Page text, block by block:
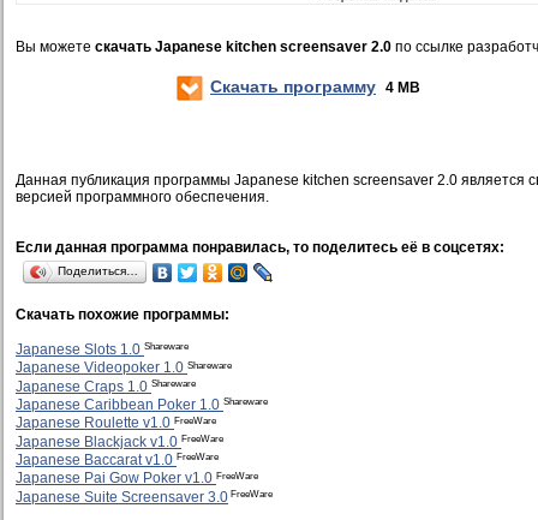
Вы можете скачать Japanese kitchen screensaver 2.0 по ссылке
Скачать программу 4 MB
Данная публикация программы Japanese kitchen screensaver 2.0 является
версией программного обеспечения.
Если данная программа понравилась, то поделитесь её в соцсетях:
Поделиться…
Скачать похожие программы:
Japanese Slots 1.0 Shareware
Japanese Videopoker 1.0 Shareware
Japanese Craps 1.0 Shareware
Japanese Caribbean Poker 1.0 Shareware
Japanese Roulette v1.0 FreeWare
Japanese Blackjack v1.0 FreeWare
Japanese Baccarat v1.0 FreeWare
Japanese Pai Gow Poker v1.0 FreeWare
Japanese Suite Screensaver 3.0 FreeWare